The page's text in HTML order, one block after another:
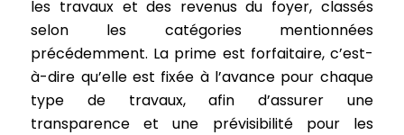
les travaux et des revenus du foyer, classés
selon les catégories mentionnées
précédemment. La prime est forfaitaire, c’est-
à-dire qu’elle est fixée à l’avance pour chaque
type de travaux, afin d’assurer une
transparence et une prévisibilité pour les